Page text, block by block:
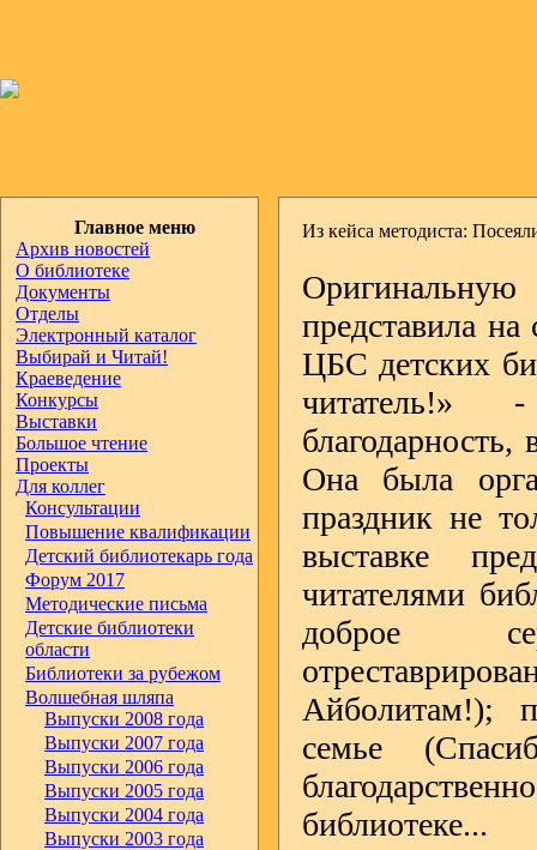
Главное меню
Архив новостей
О библиотеке
Документы
Отделы
Электронный каталог
Выбирай и Читай!
Краеведение
Конкурсы
Выставки
Большое чтение
Проекты
Для коллег
Консультации
Повышение квалификации
Детский библиотекарь года
Форум 2017
Методические письма
Детские библиотеки
области
Библиотеки за рубежом
Волшебная шляпа
Выпуски 2008 года
Выпуски 2007 года
Выпуски 2006 года
Выпуски 2005 года
Выпуски 2004 года
Выпуски 2003 года
Из кейса методиста:
представила
ЦБС детских
читатель!»
Она была
праздник не
выставке
читателями
доброе
Айболитам!);
семье
библиотеке...